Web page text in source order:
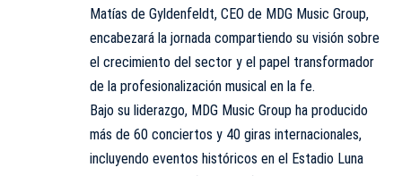
Matías de Gyldenfeldt, CEO de MDG Music Group,
encabezará la jornada compartiendo su visión sobre
el crecimiento del sector y el papel transformador
de la profesionalización musical en la fe.
Bajo su liderazgo, MDG Music Group ha producido
más de 60 conciertos y 40 giras internacionales,
incluyendo eventos históricos en el Estadio Luna